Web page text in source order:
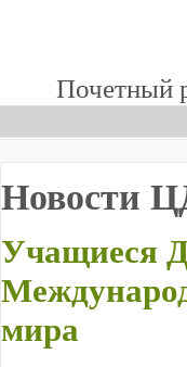
Почетный
Новости
Учащиеся
мира